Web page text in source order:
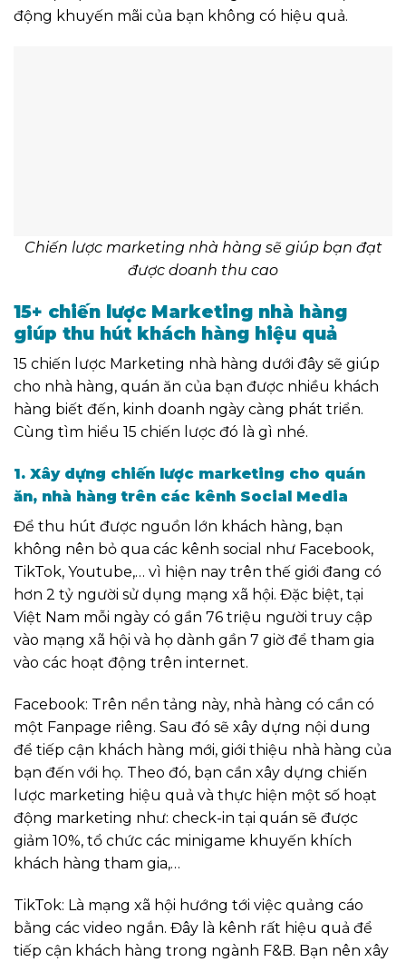
động khuyến mãi của bạn không có hiệu quả.
Chiến lược marketing nhà hàng sẽ giúp bạn đạt
được doanh thu cao
15+ chiến lược Marketing nhà hàng
giúp thu hút khách hàng hiệu quả
15 chiến lược Marketing nhà hàng dưới đây sẽ giúp
cho nhà hàng, quán ăn của bạn được nhiều khách
hàng biết đến, kinh doanh ngày càng phát triển.
Cùng tìm hiểu 15 chiến lược đó là gì nhé.
1. Xây dựng chiến lược marketing cho quán
ăn, nhà hàng trên các kênh Social Media
Để thu hút được nguồn lớn khách hàng, bạn
không nên bỏ qua các kênh social như Facebook,
TikTok, Youtube,… vì hiện nay trên thế giới đang có
hơn 2 tỷ người sử dụng mạng xã hội. Đặc biệt, tại
Việt Nam mỗi ngày có gần 76 triệu người truy cập
vào mạng xã hội và họ dành gần 7 giờ để tham gia
vào các hoạt động trên internet.
Facebook: Trên nền tảng này, nhà hàng có cần có
một Fanpage riêng. Sau đó sẽ xây dựng nội dung
để tiếp cận khách hàng mới, giới thiệu nhà hàng của
bạn đến với họ. Theo đó, bạn cần xây dựng chiến
lược marketing hiệu quả và thực hiện một số hoạt
động marketing như: check-in tại quán sẽ được
giảm 10%, tổ chức các minigame khuyến khích
khách hàng tham gia,…
TikTok: Là mạng xã hội hướng tới việc quảng cáo
bằng các video ngắn. Đây là kênh rất hiệu quả để
tiếp cận khách hàng trong ngành F&B. Bạn nên xây